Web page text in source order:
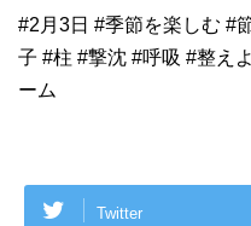
#2月3日 #季節を楽しむ #
子 #柱 #撃沈 #呼吸 #整え
ーム
Twitter